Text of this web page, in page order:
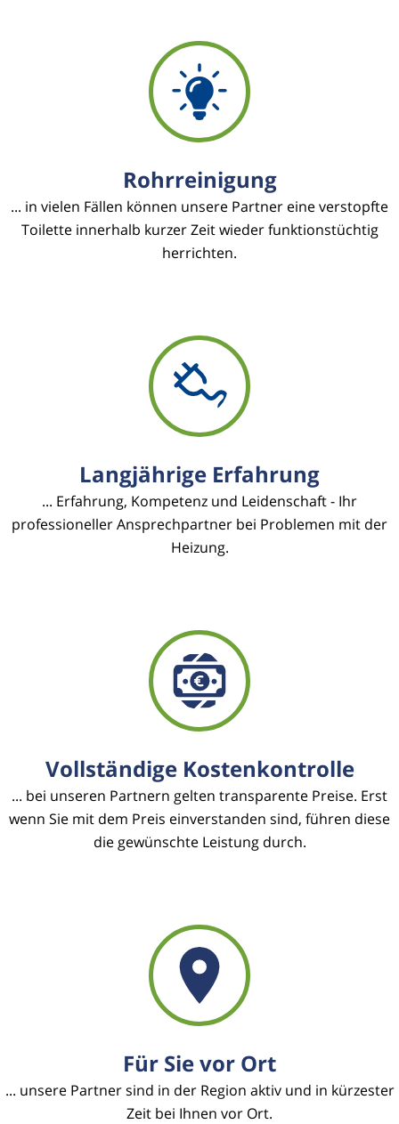
Rohrreinigung
... in vielen Fällen können unsere Partner eine verstopfte
Toilette innerhalb kurzer Zeit wieder funktionstüchtig
herrichten.
Langjährige Erfahrung
... Erfahrung, Kompetenz und Leidenschaft - Ihr
professioneller Ansprechpartner bei Problemen mit der
Heizung.
Vollständige Kostenkontrolle
... bei unseren Partnern gelten transparente Preise. Erst
wenn Sie mit dem Preis einverstanden sind, führen diese
die gewünschte Leistung durch.
Für Sie vor Ort
... unsere Partner sind in der Region aktiv und in kürzester
Zeit bei Ihnen vor Ort.